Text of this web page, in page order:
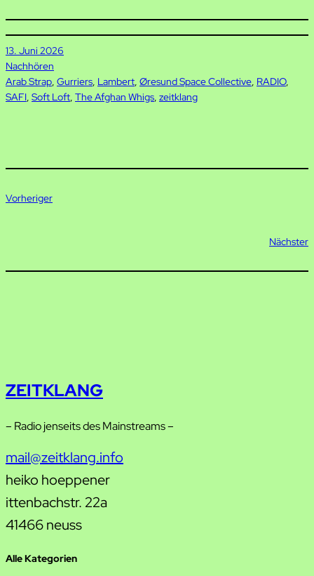
13. Juni 2026
Nachhören
Arab Strap, Gurriers, Lambert, Øresund Space Collective, RADIO
SAFI, Soft Loft, The Afghan Whigs, zeitklang
Vorheriger
Nächster
ZEITKLANG
– Radio jenseits des Mainstreams –
mail@zeitklang.info
heiko hoeppener
ittenbachstr. 22a
41466 neuss
Alle Kategorien